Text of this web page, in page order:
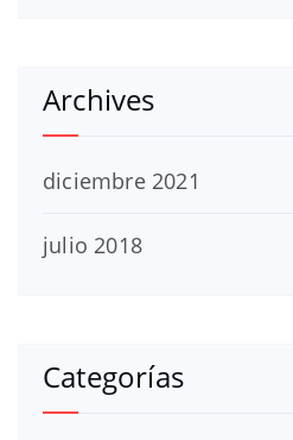
Archives
diciembre 2021
julio 2018
Categorías